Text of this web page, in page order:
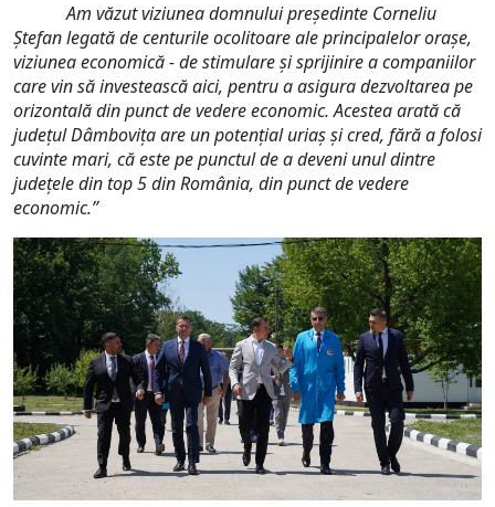
Am văzut viziunea domnului președinte Corneliu
Ștefanlegată de centurile ocolitoare ale principalelor orașe,
viziunea economică - de stimulare și sprijinire a companiilor
care vin să investească aici, pentru a asigura dezvoltarea pe
orizontală din punct de vedere economic. Acestea arată că
județul Dâmbovița are un potențial uriaș și cred, fără a folosi
cuvinte mari, că este pe punctul de a deveni unul dintre
județele din top 5 din România, din punct de vedere
economic.”